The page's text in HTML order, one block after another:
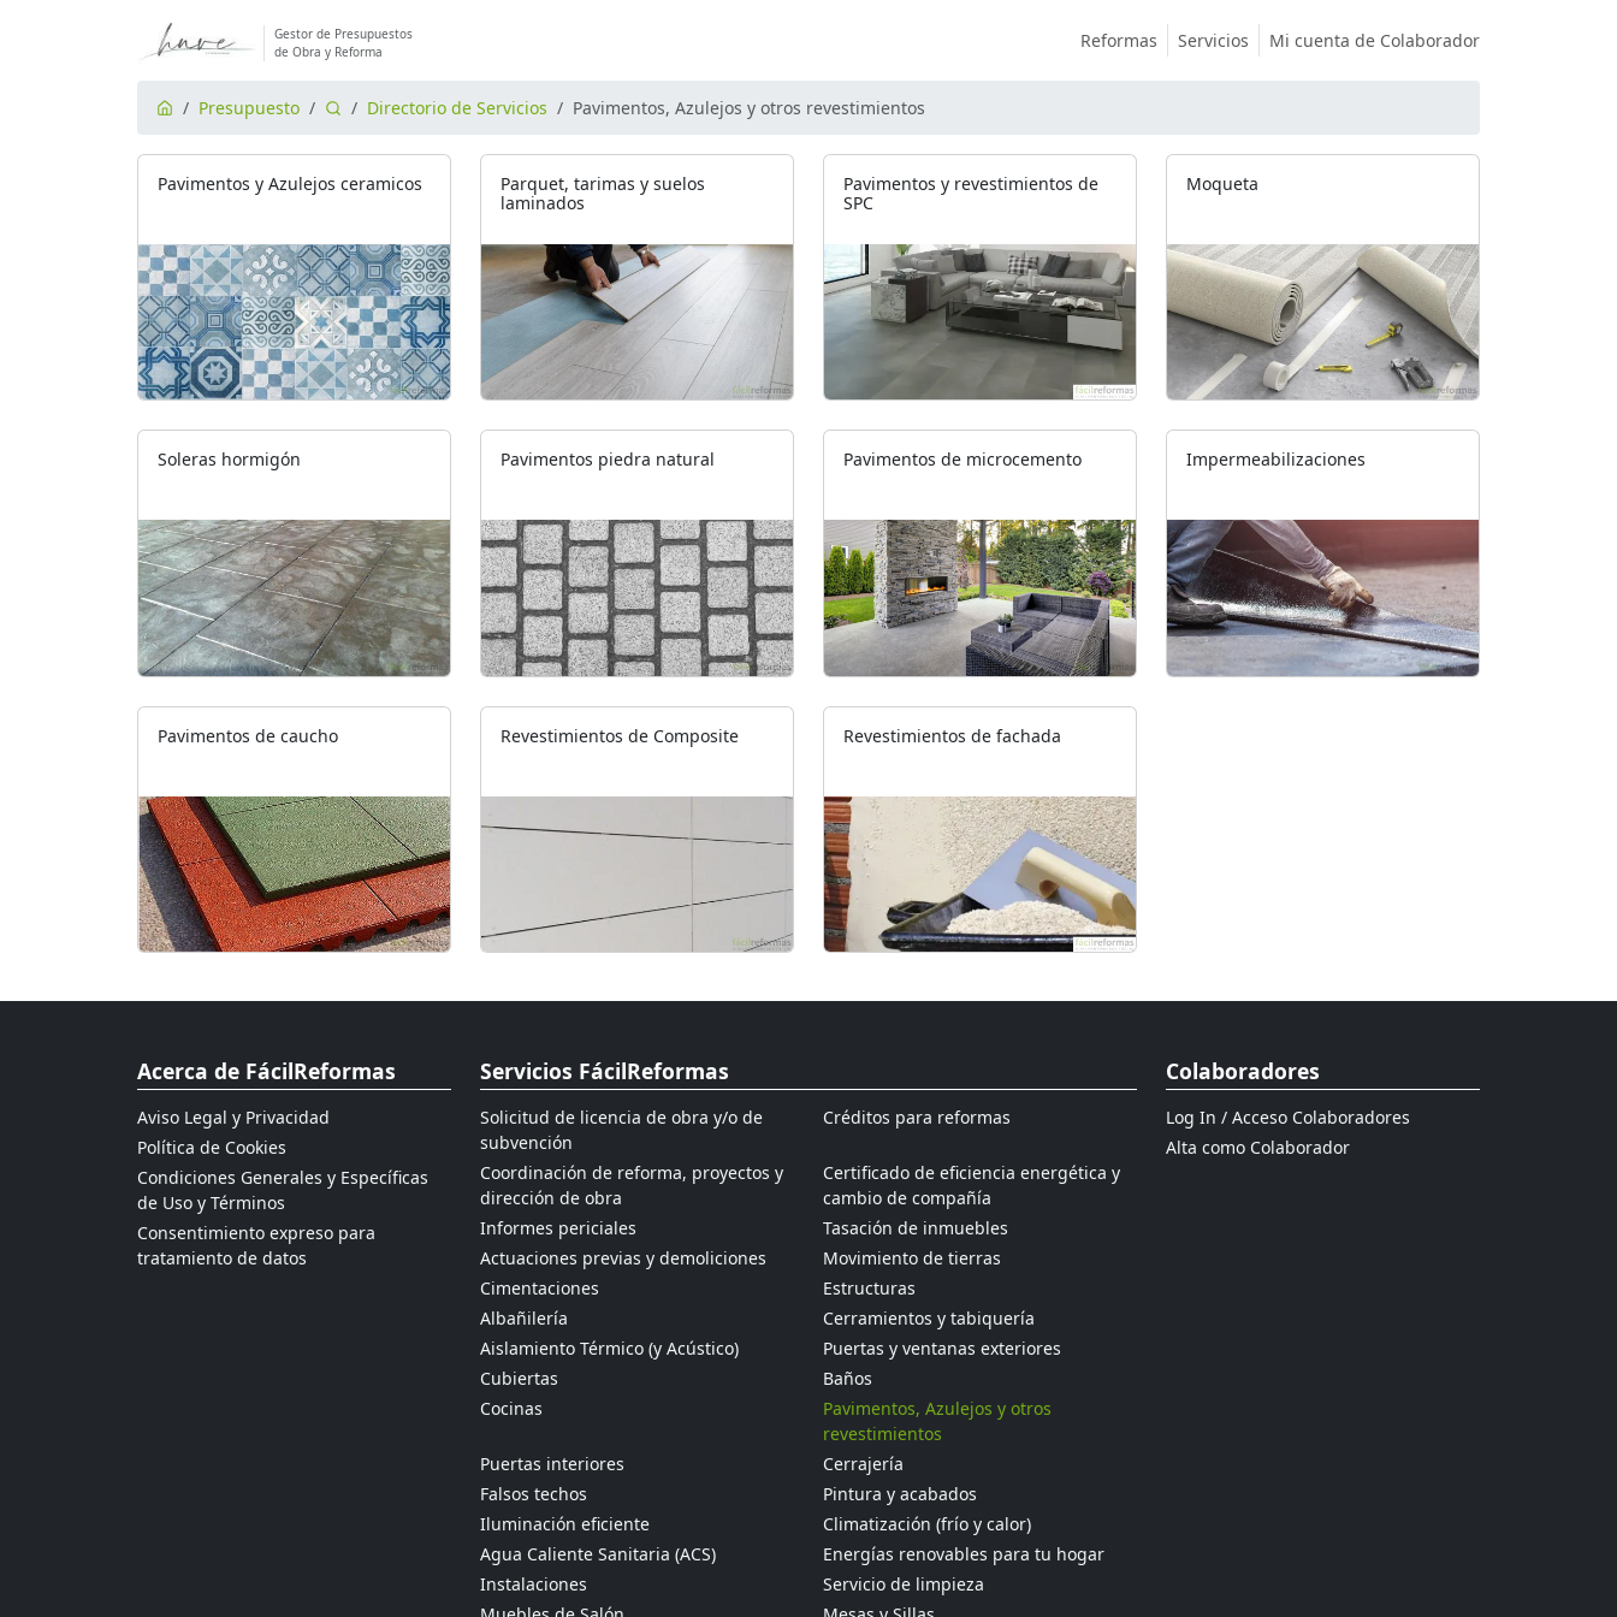
Gestor de Presupuestos
de Obra y Reforma
Reformas Servicios Mi cuenta de Colaborador
Presupuesto Directorio de Servicios Pavimentos, Azulejos y otros revestimientos
Pavimentos y Azulejos ceramicos
Parquet, tarimas y suelos
laminados
Pavimentos y revestimientos de
SPC
Moqueta
Soleras hormigón Pavimentos piedra natural Pavimentos de microcemento Impermeabilizaciones
Pavimentos de caucho Revestimientos de Composite Revestimientos de fachada
Acerca de FácilReformas
Aviso Legal y Privacidad
Política de Cookies
Condiciones Generales y Específicas
de Uso y Términos
Consentimiento expreso para
tratamiento de datos
Servicios FácilReformas
Solicitud de licencia de obra y/o de
subvención
Créditos para reformas
Coordinación de reforma, proyectos y
dirección de obra
Certificado de eficiencia energética y
cambio de compañía
Informes periciales
Tasación de inmuebles
Actuaciones previas y demoliciones
Movimiento de tierras
Cimentaciones
Estructuras
Albañilería
Cerramientos y tabiquería
Aislamiento Térmico (y Acústico)
Puertas y ventanas exteriores
Cubiertas
Baños
Cocinas
Pavimentos, Azulejos y otros
revestimientos
Puertas interiores
Cerrajería
Falsos techos
Pintura y acabados
Iluminación eficiente
Climatización (frío y calor)
Agua Caliente Sanitaria (ACS)
Energías renovables para tu hogar
Instalaciones
Servicio de limpieza
Colaboradores
Log In / Acceso Colaboradores
Alta como Colaborador